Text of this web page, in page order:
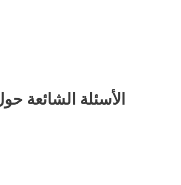
الأسئلة الشائعة